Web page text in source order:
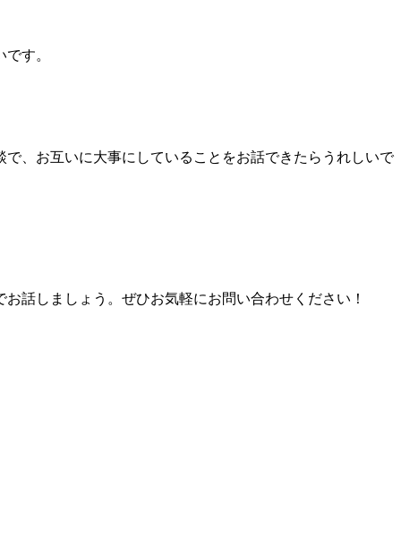
す。
、お互いに大事にしていることをお話できたらうれしいで
話しましょう。ぜひお気軽にお問い合わせください！